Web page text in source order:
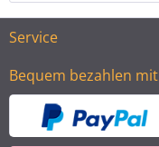
Service
Bequem bezahlen mit